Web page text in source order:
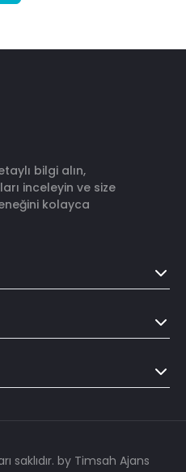
bilgi alın,
inceleyin ve size
kolayca
saklıdır. by Timsah Ajans